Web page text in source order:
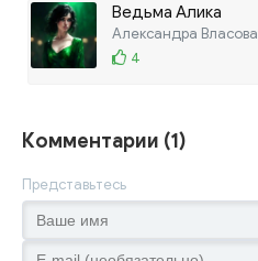
Ведьма Алика
Александра Власова
4
Комментарии (1)
Представьтесь